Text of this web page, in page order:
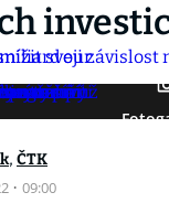
, ČTK
· 09:00